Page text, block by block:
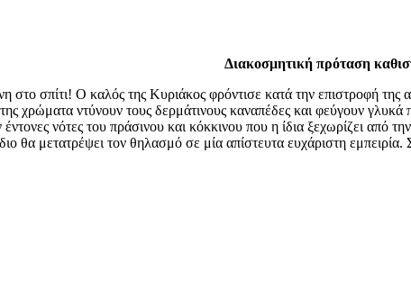
Διακοσμητική πρόταση
στο σπίτι! Ο καλός της Κυριάκος φρόντισε κατά την επιστροφή
χρώματα ντύνουν τους δερμάτινους καναπέδες και φεύγουν
νότες του πράσινου και κόκκινου που η ίδια ξεχωρίζει από
θα μετατρέψει τον θηλασμό σε μία απίστευτα ευχάριστη